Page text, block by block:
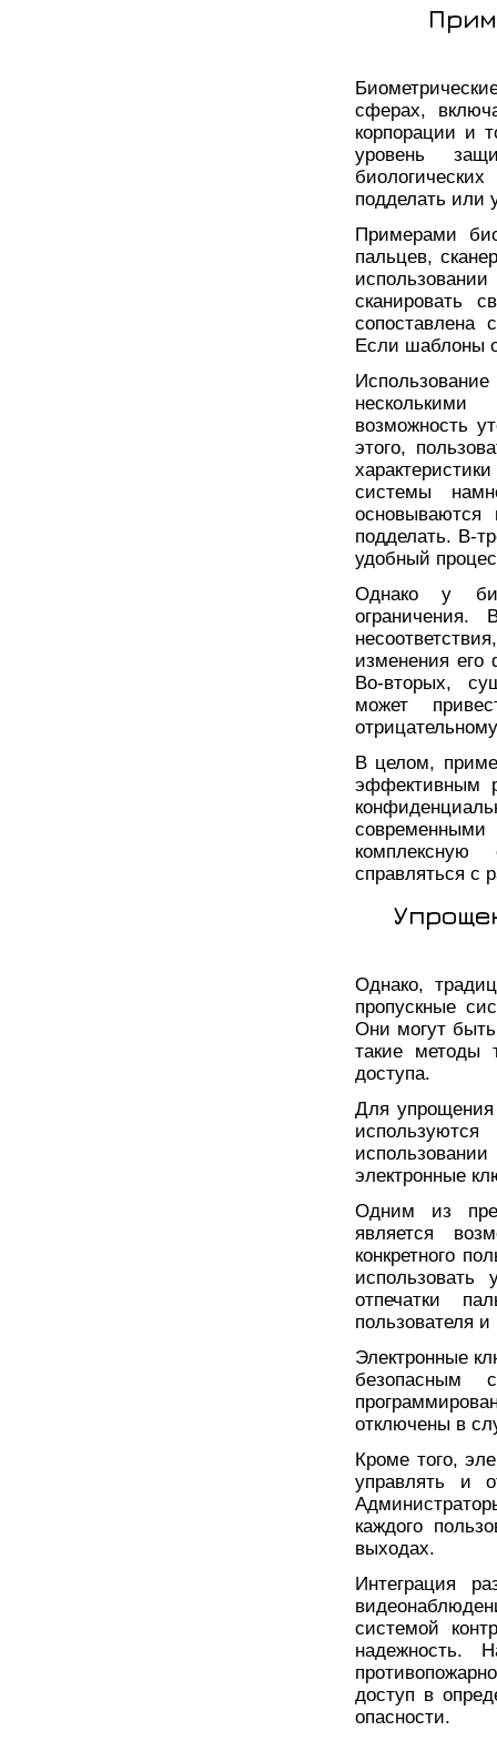
сферах,
корпорации и
уровень
подделать или
Примерами
пальцев,
сканировать
сопоставлена
Если шаблоны
возможность
этого,
системы
основываются
подделать. В-
удобный
Однако у
ограничения.
изменения его
Во-вторых,
может
В целом,
эффективным
справляться с
Однако,
пропускные
Они могут
такие методы
доступа.
Для упрощения
электронные
Одним из
является
конкретного
использовать
отпечатки
пользователя
Электронные
безопасным
отключены в
Кроме того,
управлять и
каждого
выходах.
Интеграция
системой
надежность.
доступ в
опасности.